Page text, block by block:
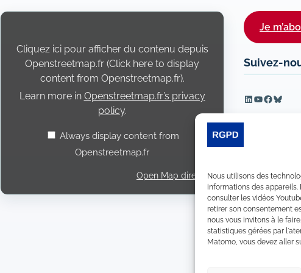
Nous utilisons des
informations des
consulter les vidéos
retirer son consentement
nous vous invitons à le
statistiques gérées par
Matomo, vous devez aller
Display
Openstreetmap.fr
Cliquez ici pour afficher du contenu depuis
Openstreetmap.fr (Click here to display
content from Openstreetmap.fr).
Learn more in Openstreetmap.fr’s privacy
policy.
Always display content from
Openstreetmap.fr
Open Map directly
Je
Suivez-
LinkedIn
YouTube
Facebook